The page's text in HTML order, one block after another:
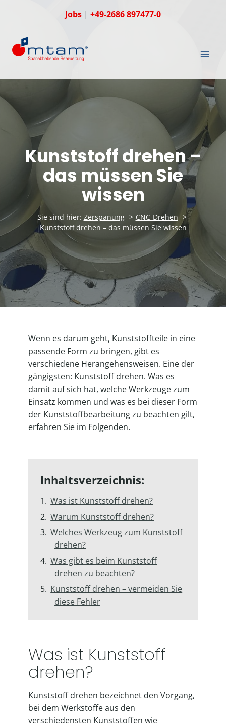
Jobs | +49-2686 897477-0
Kunststoff drehen –
das müssen Sie
wissen
Sie sind hier: Zerspanung
CNC-Drehen
Kunststoff drehen – das müssen Sie wissen
Wenn es darum geht, Kunststoffteile in eine
passende Form zu bringen, gibt es
verschiedene Herangehensweisen. Eine der
gängigsten: Kunststoff drehen. Was es
damit auf sich hat, welche Werkzeuge zum
Einsatz kommen und was es bei dieser Form
der Kunststoffbearbeitung zu beachten gilt,
erfahren Sie im Folgenden.
Inhaltsverzeichnis:
Was ist Kunststoff drehen?
Warum Kunststoff drehen?
Welches Werkzeug zum Kunststoff
drehen?
Was gibt es beim Kunststoff
drehen zu beachten?
Kunststoff drehen – vermeiden Sie
diese Fehler
Was ist Kunststoff
drehen?
Kunststoff drehen bezeichnet den Vorgang,
bei dem Werkstoffe aus den
verschiedensten Kunststoffen wie